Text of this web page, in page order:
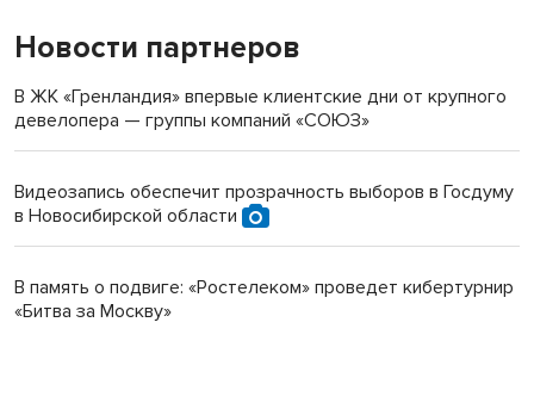
Новости партнеров
В ЖК «Гренландия» впервые клиентские дни от крупного
девелопера — группы компаний «СОЮЗ»
Видеозапись обеспечит прозрачность выборов в Госдуму
в Новосибирской области
В память о подвиге: «Ростелеком» проведет кибертурнир
«Битва за Москву»